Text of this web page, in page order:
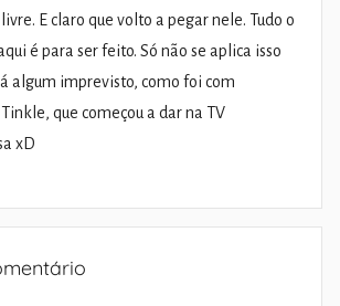
E claro que volto a pegar nele. Tudo o
é para ser feito. Só não se aplica isso
algum imprevisto, como foi com
que começou a dar na TV
xD